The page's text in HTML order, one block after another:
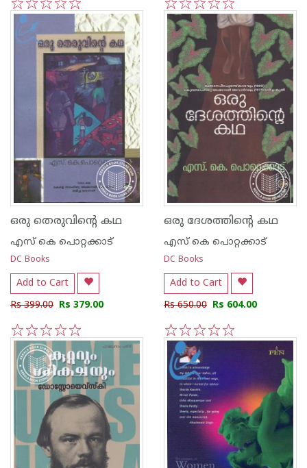
5
4
3
2
1 5
4
3
2
1
ഒരു തെരുവിന്റെ കഥ
എസ്‌ കെ പൊറ്റക്കാട്‌
DC Books
Add to Cart
Rs 399.00 Rs 379.00
5
4
3
2
1
ഒരു ദേശത്തിന്റെ കഥ
എസ്‌ കെ പൊറ്റക്കാട്‌
DC Books
Add to Cart
Rs 650.00 Rs 604.00
5
4
3
2
1